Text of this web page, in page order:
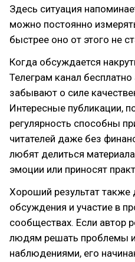
Здесь ситуация
можно постоянно
быстрее оно от этого не
Когда обсуждается
Телеграм канал
забывают о силе
Интересные публикации,
регулярность способны
читателей даже без
любят делиться
эмоции или приносят
Хороший результат также
обсуждения и участие в
сообществах. Если автор
людям решать проблемы
наблюдениями, его